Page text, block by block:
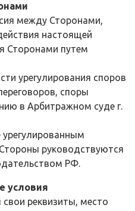
между Сторонами,
настоящей
Сторонами путем
урегулирования споров
споры
в Арбитражном суде г.
руководствуются
РФ.
условия
реквизиты, место